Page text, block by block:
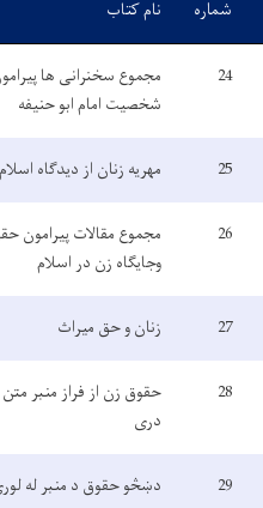
شماره نام کتاب
24
مجموع سخنرانی ها
شخصیت امام ابو حنیفه
25 مهریه زنان از دیدگاه اسلام
26
مجموع مقالات پیرامون
وجایگاه زن در اسلام
27 زنان و حق میراث
28
حقوق زن از فراز منبر متن
دری
29 دښڅو حقوق د منبر له